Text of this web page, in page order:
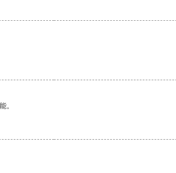
。